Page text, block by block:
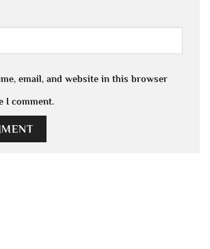
email, and website in this browser
I comment.